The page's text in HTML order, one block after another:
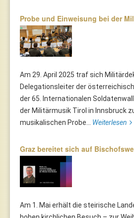
Probe und Einweisung bei der
Am 29. April 2025 traf sich
Delegationsleiter der
der 65. Internationalen
der Militärmusik Tirol in Innsbruck
musikalischen Probe... Weiterlesen
Graz bereitet sich auf
Am 1. Mai erhält die steirische